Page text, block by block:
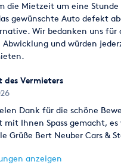
die Mietzeit um eine Stunde
gewünschte Auto defekt
Wir bedanken uns für
Abwicklung und würden
Vermieters
Dank für die schöne
mit Ihnen Spass gemacht, es
Grüße Bert Neuber Cars &
anzeigen